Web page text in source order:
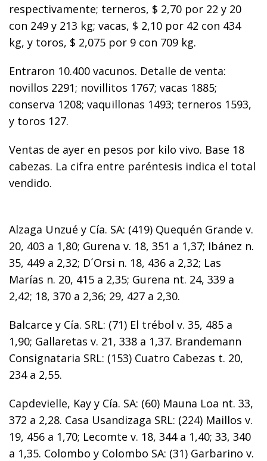
respectivamente; terneros, $ 2,70 por 22 y 20
con 249 y 213 kg; vacas, $ 2,10 por 42 con 434
kg, y toros, $ 2,075 por 9 con 709 kg.
Entraron 10.400 vacunos. Detalle de venta:
novillos 2291; novillitos 1767; vacas 1885;
conserva 1208; vaquillonas 1493; terneros 1593,
y toros 127.
Ventas de ayer en pesos por kilo vivo. Base 18
cabezas. La cifra entre paréntesis indica el total
vendido.
Alzaga Unzué y Cía. SA: (419) Quequén Grande v.
20, 403 a 1,80; Gurena v. 18, 351 a 1,37; Ibánez n.
35, 449 a 2,32; D´Orsi n. 18, 436 a 2,32; Las
Marías n. 20, 415 a 2,35; Gurena nt. 24, 339 a
2,42; 18, 370 a 2,36; 29, 427 a 2,30.
Balcarce y Cía. SRL: (71) El trébol v. 35, 485 a
1,90; Gallaretas v. 21, 338 a 1,37. Brandemann
Consignataria SRL: (153) Cuatro Cabezas t. 20,
234 a 2,55.
Capdevielle, Kay y Cía. SA: (60) Mauna Loa nt. 33,
372 a 2,28. Casa Usandizaga SRL: (224) Maillos v.
19, 456 a 1,70; Lecomte v. 18, 344 a 1,40; 33, 340
a 1,35. Colombo y Colombo SA: (31) Garbarino v.